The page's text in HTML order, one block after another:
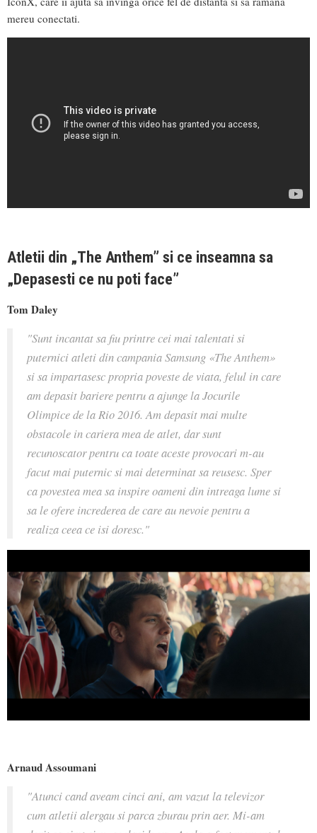
mereu conectati.
Atletii din „The Anthem” si ce inseamna sa
„Depasesti ce nu poti face”
Tom Daley
"Sunt incantat sa fiu printre cei mai talentati si
puternici atleti din campania Samsung «The Anthem»
si sa impartasesc propria poveste de viata, felul in care
am depasit bariere pentru a ajunge la Jocurile
Olimpice de la Rio 2016. Am depasit mai multe
obstacole in cariera mea de atlet, dar sunt
recunoscator pentru ca toate aceste provocari m-au
facut mai puternic si mai determinat sa reusesc. Sper
ca povestea mea sa inspire oameni din intreaga lume si
sa le ofere increderea de care au nevoie pentru a
realiza ceea ce isi doresc."
Arnaud Assoumani
"Atunci cand aveam cinci ani, am vazut la televizor
cum atletii alergau si parca zburau prin aer. Mi-am